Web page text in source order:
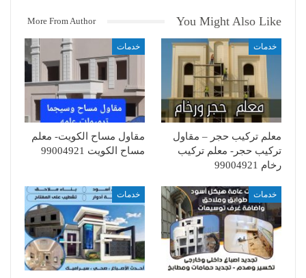
You Might Also Like
More From Author
خدمات
معلم تركيب حجر – مقاول
تركيب حجر- معلم تركيب
رخام 99004921
خدمات
مقاول مساح الكويت- معلم
مساح الكويت 99004921
خدمات خدمات